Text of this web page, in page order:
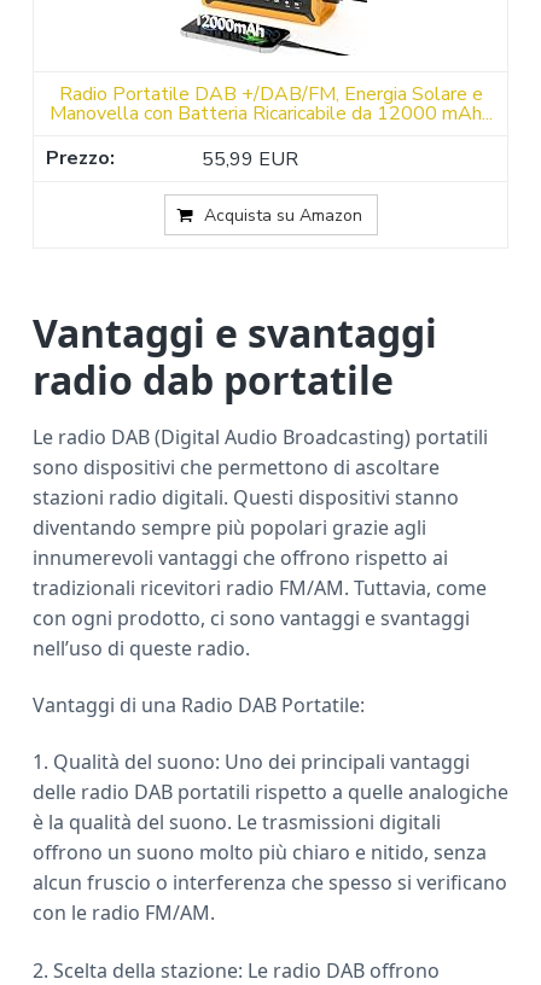
Radio Portatile DAB +/DAB/FM, Energia Solare e
Manovella con Batteria Ricaricabile da 12000 mAh...
55,99 EUR
Acquista su Amazon
Vantaggi e svantaggi
radio dab portatile
Le radio DAB (Digital Audio Broadcasting) portatili
sono dispositivi che permettono di ascoltare
stazioni radio digitali. Questi dispositivi stanno
diventando sempre più popolari grazie agli
innumerevoli vantaggi che offrono rispetto ai
tradizionali ricevitori radio FM/AM. Tuttavia, come
con ogni prodotto, ci sono vantaggi e svantaggi
nell’uso di queste radio.
Vantaggi di una Radio DAB Portatile:
1. Qualità del suono: Uno dei principali vantaggi
delle radio DAB portatili rispetto a quelle analogiche
è la qualità del suono. Le trasmissioni digitali
offrono un suono molto più chiaro e nitido, senza
alcun fruscio o interferenza che spesso si verificano
con le radio FM/AM.
2. Scelta della stazione: Le radio DAB offrono